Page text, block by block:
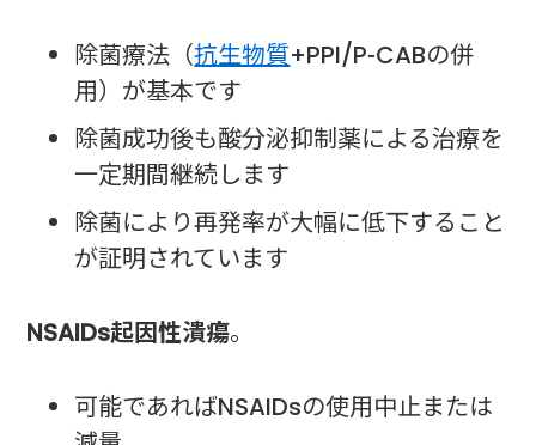
除菌療法（抗生物質+PPI/P-CABの併
用）が基本です
除菌成功後も酸分泌抑制薬による治療を
一定期間継続します
除菌により再発率が大幅に低下すること
が証明されています
NSAIDs起因性潰瘍。
可能であればNSAIDsの使用中止または